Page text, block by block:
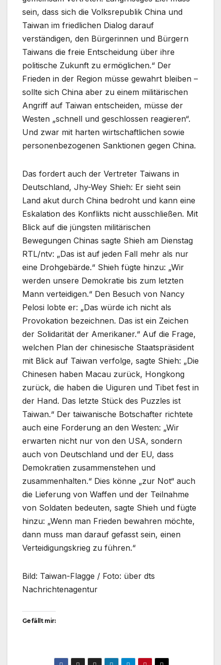
sein, dass sich die Volksrepublik China und
Taiwan im friedlichen Dialog darauf
verständigen, den Bürgerinnen und Bürgern
Taiwans die freie Entscheidung über ihre
politische Zukunft zu ermöglichen.“ Der
Frieden in der Region müsse gewahrt bleiben –
sollte sich China aber zu einem militärischen
Angriff auf Taiwan entscheiden, müsse der
Westen „schnell und geschlossen reagieren“.
Und zwar mit harten wirtschaftlichen sowie
personenbezogenen Sanktionen gegen China.
Das fordert auch der Vertreter Taiwans in
Deutschland, Jhy-Wey Shieh: Er sieht sein
Land akut durch China bedroht und kann eine
Eskalation des Konflikts nicht ausschließen. Mit
Blick auf die jüngsten militärischen
Bewegungen Chinas sagte Shieh am Dienstag
RTL/ntv: „Das ist auf jeden Fall mehr als nur
eine Drohgebärde.“ Shieh fügte hinzu: „Wir
werden unsere Demokratie bis zum letzten
Mann verteidigen.“ Den Besuch von Nancy
Pelosi lobte er: „Das würde ich nicht als
Provokation bezeichnen. Das ist ein Zeichen
der Solidarität der Amerikaner.“ Auf die Frage,
welchen Plan der chinesische Staatspräsident
mit Blick auf Taiwan verfolge, sagte Shieh: „Die
Chinesen haben Macau zurück, Hongkong
zurück, die haben die Uiguren und Tibet fest in
der Hand. Das letzte Stück des Puzzles ist
Taiwan.“ Der taiwanische Botschafter richtete
auch eine Forderung an den Westen: „Wir
erwarten nicht nur von den USA, sondern
auch von Deutschland und der EU, dass
Demokratien zusammenstehen und
zusammenhalten.“ Dies könne „zur Not“ auch
die Lieferung von Waffen und der Teilnahme
von Soldaten bedeuten, sagte Shieh und fügte
hinzu: „Wenn man Frieden bewahren möchte,
dann muss man darauf gefasst sein, einen
Verteidigungskrieg zu führen.“
Bild: Taiwan-Flagge / Foto: über dts
Nachrichtenagentur
Gefällt mir: